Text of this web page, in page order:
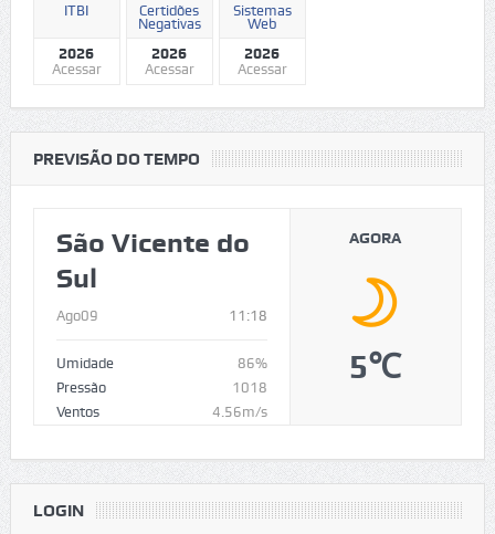
ITBI
2026
Acessar
Certidões
Negativas
2026
Acessar
Sistemas
Web
2026
Acessar
PREVISÃO DO TEMPO
São Vicente do
Sul
Ago09 11:18
Umidade
86%
Pressão
1018
Ventos
4.56m/s
AGORA
5℃
LOGIN